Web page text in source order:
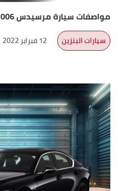
مواصفات سيارة مرسيدس E200 2006
سيارات البنزين 12 فبراير 2022